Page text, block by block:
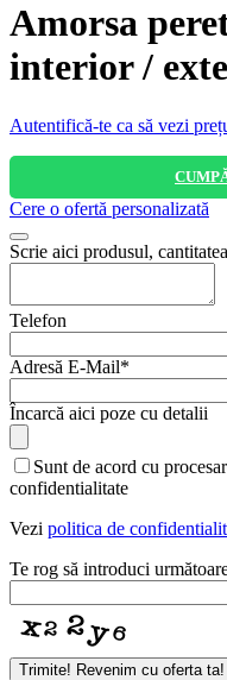
Amorsa
interior /
Autentifică-te ca să vezi
Cere o ofertă personalizată
Phone
Scrie aici produsul,
Telefon
Adresă E-Mail*
Încarcă aici poze cu detalii
Sunt de acord cu
confidentialitate
Vezi politica de
Te rog să introduci
Trimite! Revenim cu oferta ta!